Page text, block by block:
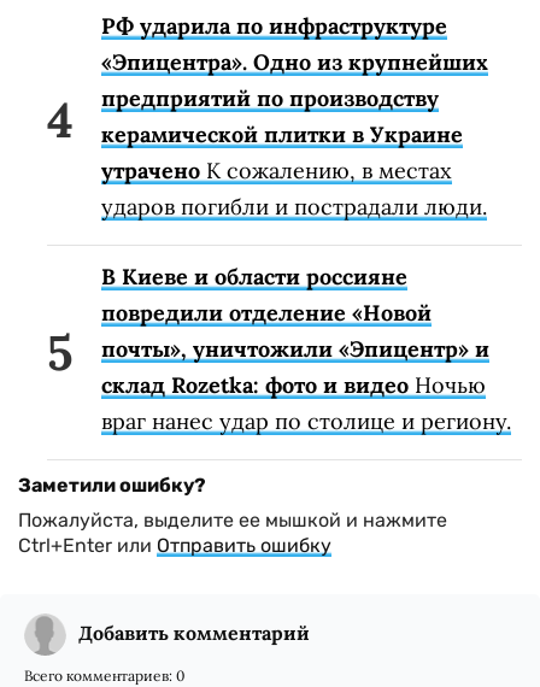
РФ ударила по инфраструктуре
«Эпицентра». Одно из крупнейших
предприятий по производству
керамической плитки в Украине
утрачено К сожалению, в местах
ударов погибли и пострадали люди.
В Киеве и области россияне
повредили отделение «Новой
почты», уничтожили «Эпицентр» и
склад Rozetka: фото и видео Ночью
враг нанес удар по столице и региону.
Заметили ошибку?
Пожалуйста, выделите ее мышкой и нажмите
Ctrl+Enter или Отправить ошибку
Добавить комментарий
Всего комментариев: 0